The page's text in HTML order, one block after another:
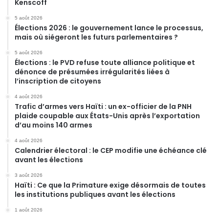
Kenscoff
5 août 2026
Élections 2026 : le gouvernement lance le processus,
mais où siégeront les futurs parlementaires ?
5 août 2026
Élections : le PVD refuse toute alliance politique et
dénonce de présumées irrégularités liées à
l’inscription de citoyens
4 août 2026
Trafic d’armes vers Haïti : un ex-officier de la PNH
plaide coupable aux États-Unis après l’exportation
d’au moins 140 armes
4 août 2026
Calendrier électoral : le CEP modifie une échéance clé
avant les élections
3 août 2026
Haïti : Ce que la Primature exige désormais de toutes
les institutions publiques avant les élections
1 août 2026